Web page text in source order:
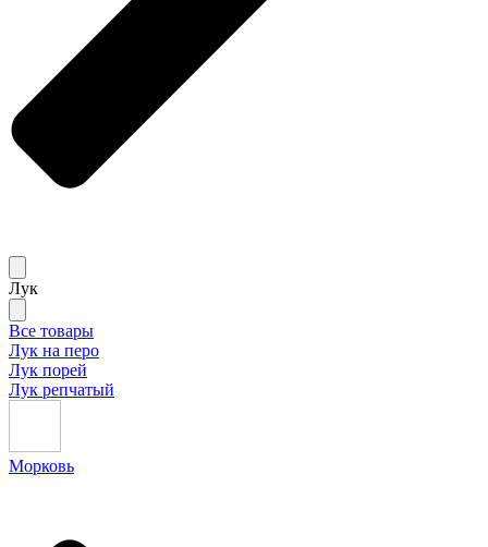
Лук
Все товары
Лук на перо
Лук порей
Лук репчатый
Морковь